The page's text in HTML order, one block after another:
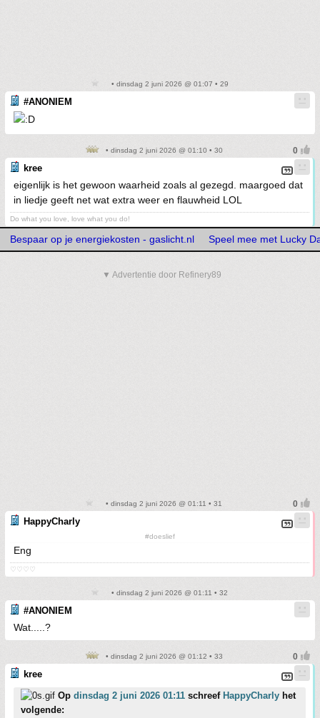
• dinsdag 2 juni 2026 @ 01:07 • 29
#ANONIEM
• dinsdag 2 juni 2026 @ 01:10 • 30
kree
eigenlijk is het gewoon waarheid zoals al gezegd. maargoed dat
in liedje geeft net wat extra weer en flauwheid LOL
Do what you love, love what you do!
Bespaar op je energiekosten - gaslicht.nl Speel mee met Lucky
▼ Advertentie door Refinery89
• dinsdag 2 juni 2026 @ 01:11 • 31
HappyCharly
#doeslief
Eng
♡♡♡♡
• dinsdag 2 juni 2026 @ 01:11 • 32
#ANONIEM
Wat.....?
• dinsdag 2 juni 2026 @ 01:12 • 33
kree
Op dinsdag 2 juni 2026 01:11 schreef HappyCharly het
volgende: